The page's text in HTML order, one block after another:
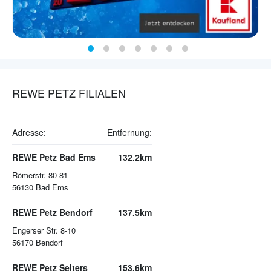
REWE PETZ FILIALEN
Adresse: Entfernung:
REWE Petz Bad Ems
Römerstr. 80-81
56130 Bad Ems
132.2km
REWE Petz Bendorf
Engerser Str. 8-10
56170 Bendorf
137.5km
REWE Petz Selters 153.6km